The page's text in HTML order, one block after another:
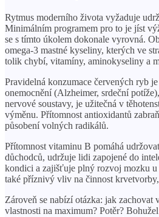
Rytmus moderního života vyžaduje
Minimálním programem pro to je jíst
se s tímto úkolem dokonale vyrovná.
omega-3 mastné kyseliny, kterých ve
tolik chybí, vitamíny, aminokyseliny a
Pravidelná konzumace červených ryb
onemocnění (Alzheimer, srdeční
nervové soustavy, je užitečná v
výměnu. Přítomnost antioxidantů
působení volných radikálů.
Přítomnost vitaminu B pomáhá
důchodců, udržuje lidi zapojené do
kondici a zajišťuje plný rozvoj mozku u
také příznivý vliv na činnost
Zároveň se nabízí otázka: jak zachovat
vlastnosti na maximum? Potěr?